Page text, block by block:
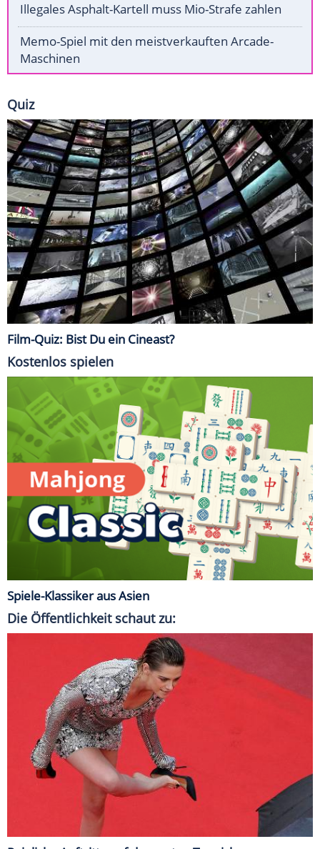
Illegales Asphalt-Kartell muss Mio-Strafe zahlen
Memo-Spiel mit den meistverkauften Arcade-
Maschinen
Quiz
Film-Quiz: Bist Du ein Cineast?
Kostenlos spielen
Spiele-Klassiker aus Asien
Die Öffentlichkeit schaut zu: